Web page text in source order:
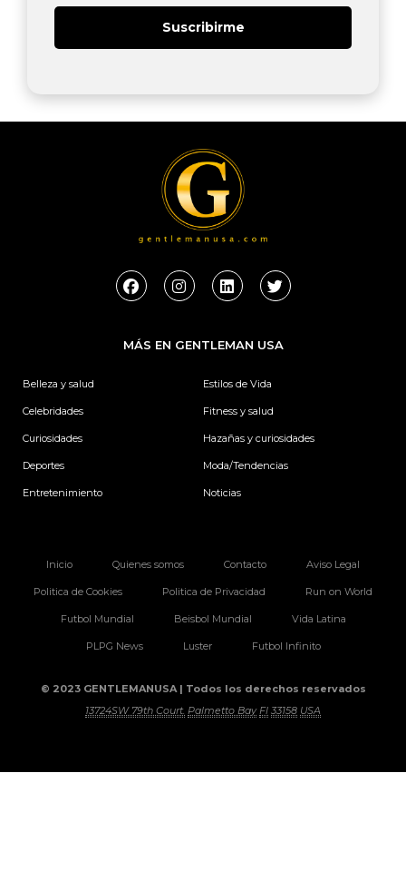
Suscribirme
F
a
b
o
I
n
a
g
L
i
e
d
n
T
w
t
e
MÁS EN GENTLEMAN USA
Belleza y salud
Celebridades
Curiosidades
Deportes
Entretenimiento
Estilos de Vida
Fitness y salud
Hazañas y curiosidades
Moda/Tendencias
Noticias
Inicio Quienes somos Contacto Aviso Legal
Politica de Cookies Politica de Privacidad Run on World
Futbol Mundial Beisbol Mundial Vida Latina
PLPG News Luster Futbol Infinito
© 2023 GENTLEMANUSA | Todos los derechos reservados
13724SW 79th Court. Palmetto Bay Fl 33158 USA